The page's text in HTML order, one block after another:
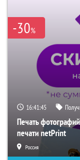
-30%
16:41:45
Печать
печати netPrint
Россия